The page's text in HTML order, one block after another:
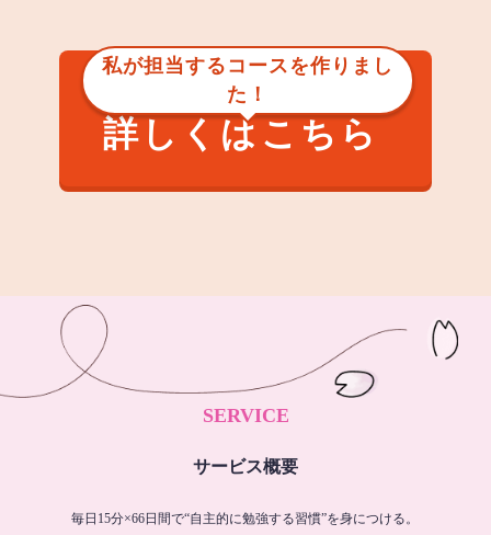
私が担当するコースを作りまし
た！
詳しくはこちら
SERVICE
サービス概要
毎日15分×66日間で“自主的に勉強する習慣”を身につける。